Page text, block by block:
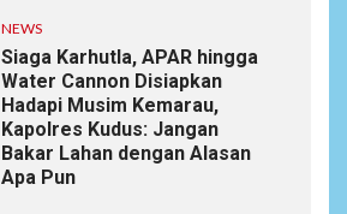
NEWS
Siaga Karhutla, APAR hingga
Water Cannon Disiapkan
Hadapi Musim Kemarau,
Kapolres Kudus: Jangan
Bakar Lahan dengan Alasan
Apa Pun